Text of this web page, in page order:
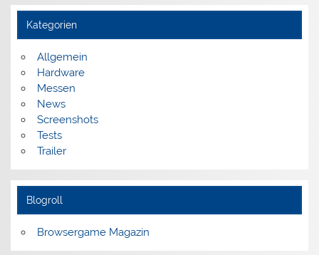
Kategorien
Allgemein
Hardware
Messen
News
Screenshots
Tests
Trailer
Blogroll
Browsergame Magazin